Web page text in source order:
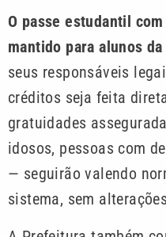
O passe estudantil
mantido para alunos
seus responsáveis
créditos seja feita
gratuidades
idosos, pessoas com
— seguirão valendo
sistema, sem